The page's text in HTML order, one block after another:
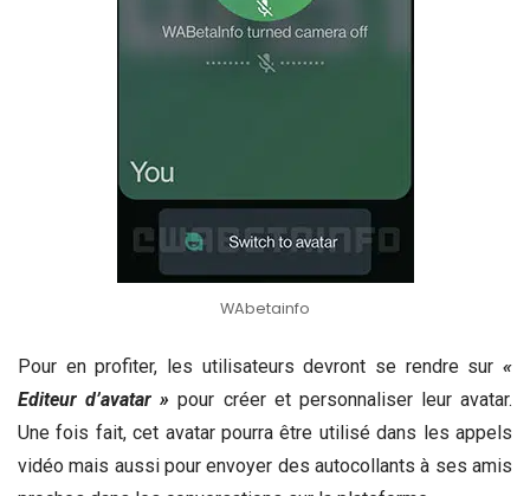
WAbetainfo
Pour en profiter, les utilisateurs devront se rendre sur «
Editeur d’avatar » pour créer et personnaliser leur avatar.
Une fois fait, cet avatar pourra être utilisé dans les appels
vidéo mais aussi pour envoyer des autocollants à ses amis